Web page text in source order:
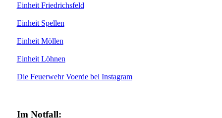
Einheit Friedrichsfeld
Einheit Spellen
Einheit Möllen
Einheit Löhnen
Die Feuerwehr Voerde bei Instagram
Im Notfall: